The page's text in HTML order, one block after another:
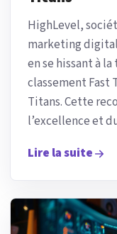
HighLevel,
marketing
en se hissant à
classement Fast
Titans. Cette
l’excellence et
Lire la suite